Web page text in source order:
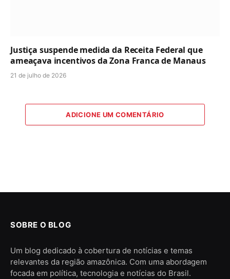
Justiça suspende medida da Receita Federal que
ameaçava incentivos da Zona Franca de Manaus
21 de julho de 2026
ADICIONE UM COMENTÁRIO
SOBRE O BLOG
Um blog dedicado à cobertura de notícias e temas
relevantes da região amazônica. Com uma abordagem
focada em política, tecnologia e notícias do Brasil.